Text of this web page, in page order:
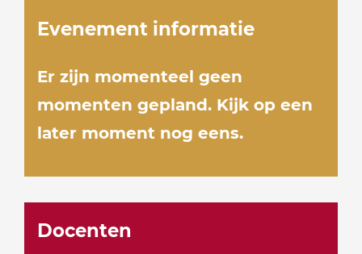
Evenement informatie
Er zijn momenteel geen
momenten gepland. Kijk op een
later moment nog eens.
Docenten